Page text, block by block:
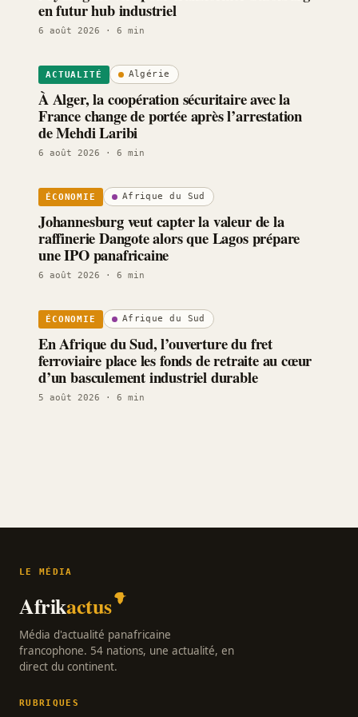
en futur hub industriel
6 août 2026 · 6 min
ACTUALITÉ Algérie
À Alger, la coopération sécuritaire avec la
France change de portée après l’arrestation
de Mehdi Laribi
6 août 2026 · 6 min
ÉCONOMIE Afrique du Sud
Johannesburg veut capter la valeur de la
raffinerie Dangote alors que Lagos prépare
une IPO panafricaine
6 août 2026 · 6 min
ÉCONOMIE Afrique du Sud
En Afrique du Sud, l’ouverture du fret
ferroviaire place les fonds de retraite au cœur
d’un basculement industriel durable
5 août 2026 · 6 min
LE MÉDIA
Afrikactus
Média d'actualité panafricaine
francophone. 54 nations, une actualité, en
direct du continent.
RUBRIQUES